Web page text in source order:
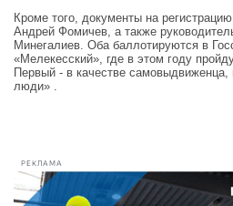
Кроме того, документы на
Андрей Фомичев, а также
Минегалиев. Оба баллотируются в
«Мелекесский», где в этом году
Первый - в качестве самовыдвиженца,
люди» .
РЕКЛАМА